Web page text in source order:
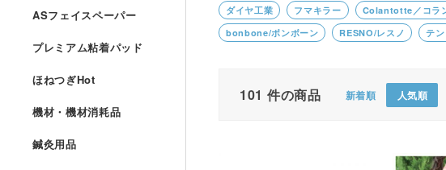
ダイヤ工業 フマキラー Colantotte／コラ
bonbone/ボンボーン
RESNO/レスノ テ
101 件の商品 新着順 人気順
ASフェイスペーパー
プレミアム粘着パッド
ほねつぎHot
機材・機材消耗品
鍼灸用品